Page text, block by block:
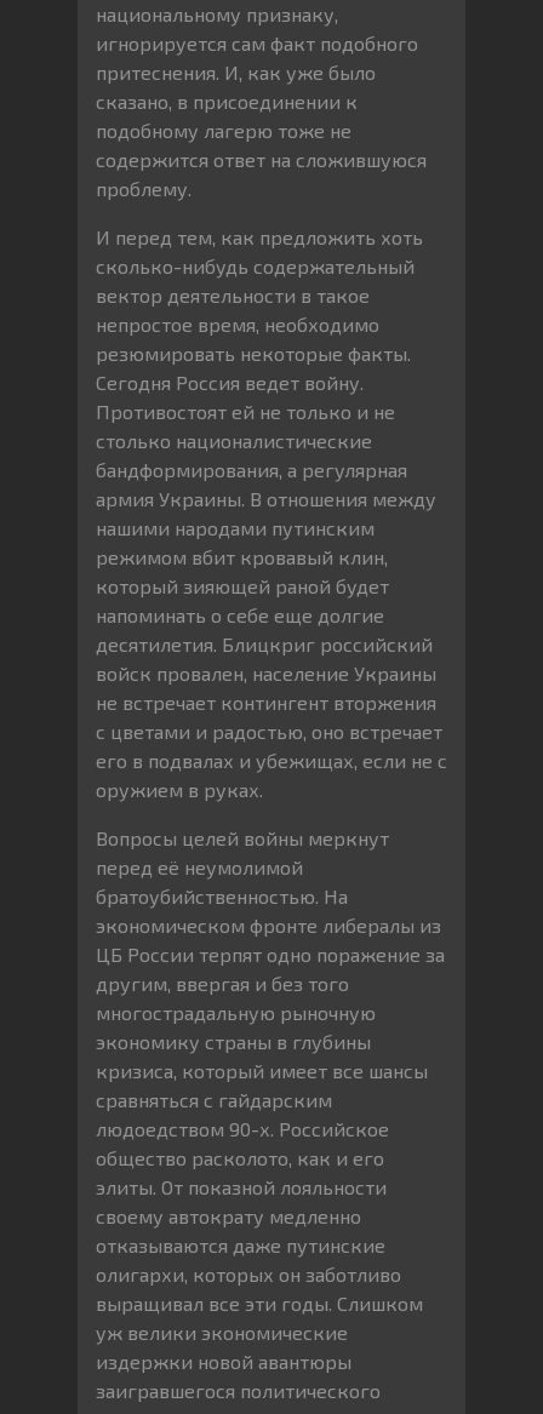
национальному признаку,
игнорируется сам факт подобного
притеснения. И, как уже было
сказано, в присоединении к
подобному лагерю тоже не
содержится ответ на сложившуюся
проблему.
И перед тем, как предложить хоть
сколько-нибудь содержательный
вектор деятельности в такое
непростое время, необходимо
резюмировать некоторые факты.
Сегодня Россия ведет войну.
Противостоят ей не только и не
столько националистические
бандформирования, а регулярная
армия Украины. В отношения между
нашими народами путинским
режимом вбит кровавый клин,
который зияющей раной будет
напоминать о себе еще долгие
десятилетия. Блицкриг российский
войск провален, население Украины
не встречает контингент вторжения
с цветами и радостью, оно встречает
его в подвалах и убежищах, если не с
оружием в руках.
Вопросы целей войны меркнут
перед её неумолимой
братоубийственностью. На
экономическом фронте либералы из
ЦБ России терпят одно поражение за
другим, ввергая и без того
многострадальную рыночную
экономику страны в глубины
кризиса, который имеет все шансы
сравняться с гайдарским
людоедством 90-х. Российское
общество расколото, как и его
элиты. От показной лояльности
своему автократу медленно
отказываются даже путинские
олигархи, которых он заботливо
выращивал все эти годы. Слишком
уж велики экономические
издержки новой авантюры
заигравшегося политического